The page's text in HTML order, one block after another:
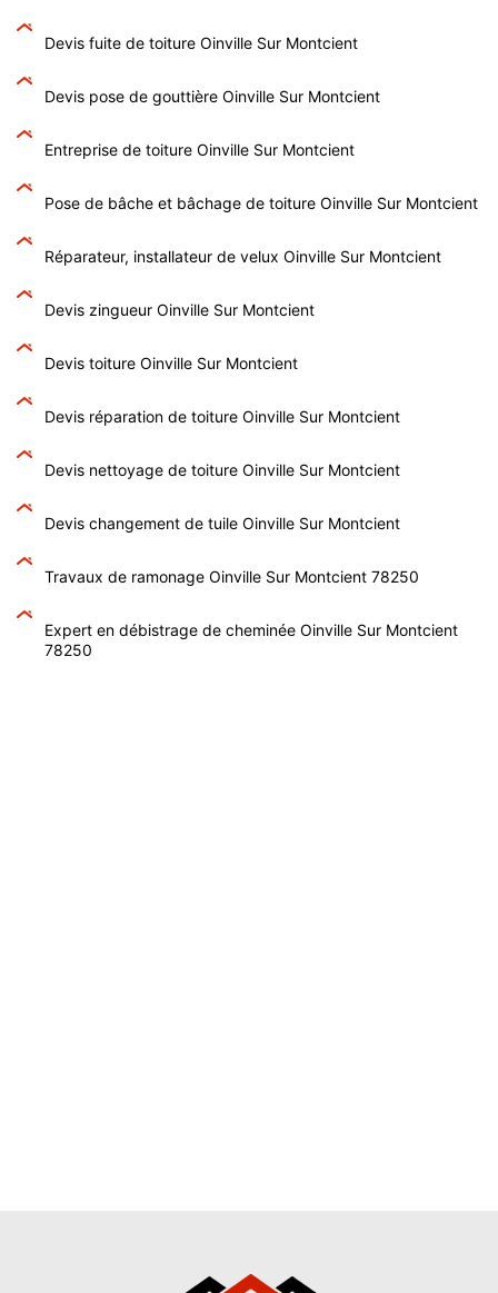
Devis fuite de toiture Oinville Sur Montcient
Devis pose de gouttière Oinville Sur Montcient
Entreprise de toiture Oinville Sur Montcient
Pose de bâche et bâchage de toiture Oinville Sur Montcient
Réparateur, installateur de velux Oinville Sur Montcient
Devis zingueur Oinville Sur Montcient
Devis toiture Oinville Sur Montcient
Devis réparation de toiture Oinville Sur Montcient
Devis nettoyage de toiture Oinville Sur Montcient
Devis changement de tuile Oinville Sur Montcient
Travaux de ramonage Oinville Sur Montcient 78250
Expert en débistrage de cheminée Oinville Sur Montcient
78250